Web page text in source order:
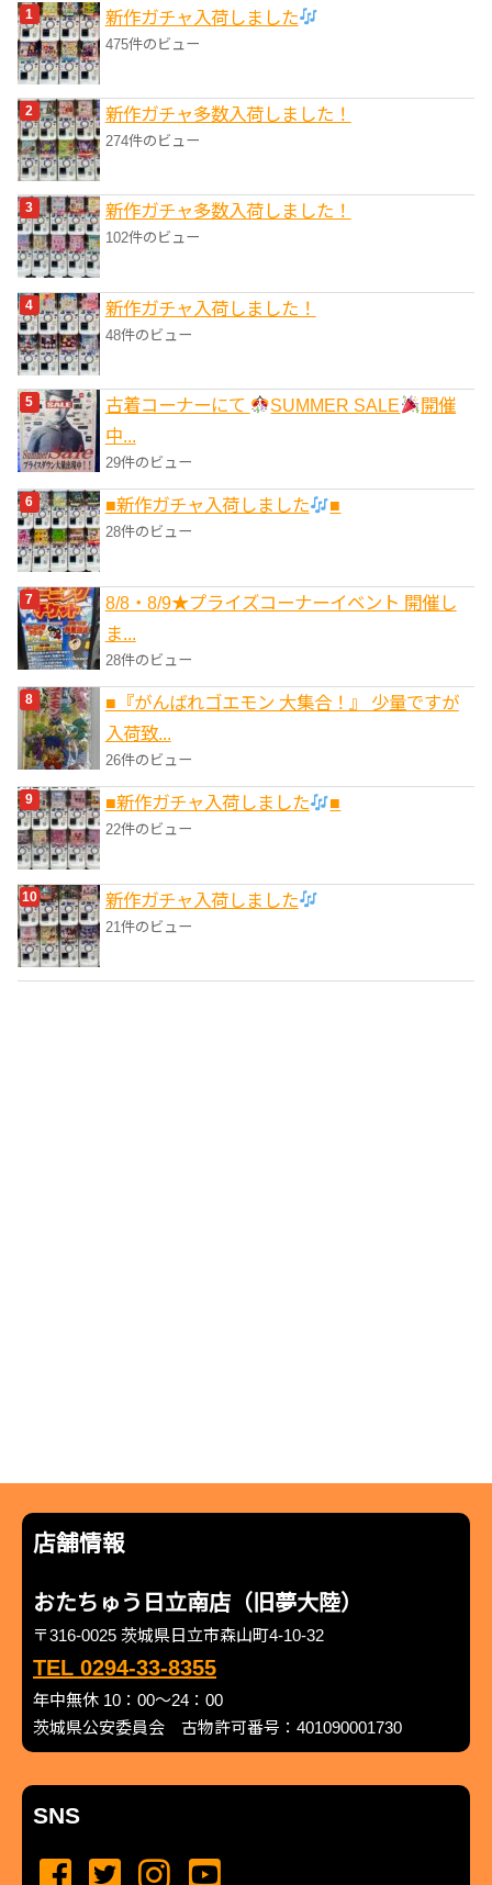
ー
新作ガチャ入荷しました
475件のビュー
新作ガチャ多数入荷しました！
274件のビュー
新作ガチャ多数入荷しました！
102件のビュー
新作ガチャ入荷しました！
48件のビュー
古着コーナーにて SUMMER SALE
開催
中...
29件のビュー
■新作ガチャ入荷しました ■
28件のビュー
8/8・8/9★プライズコーナーイベント 開催し
ま...
28件のビュー
■『がんばれゴエモン 大集合！』 少量ですが
入荷致...
26件のビュー
■新作ガチャ入荷しました ■
22件のビュー
新作ガチャ入荷しました
21件のビュー
店舗情報
おたちゅう日立南店（旧夢大陸）
〒316-0025 茨城県日立市森山町4-10-32
TEL 0294-33-8355
年中無休 10：00～24：00
茨城県公安委員会 古物許可番号：401090001730
SNS